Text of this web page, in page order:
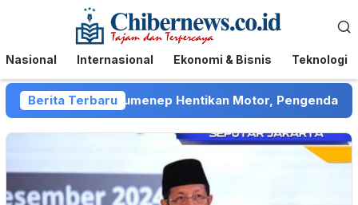
Menu
Mobile
Nasional Internasional Ekonomi & Bisnis Teknologi
Berita Terbaru
di Sumenep Hentikan Motor, Pengendara